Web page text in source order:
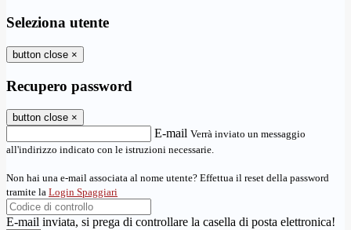
Seleziona utente
button close ×
Recupero password
button close ×
E-mail Verrà inviato un messaggio
all'indirizzo indicato con le istruzioni necessarie.
Non hai una e-mail associata al nome utente? Effettua il reset della password
tramite la Login Spaggiari
E-mail inviata, si prega di controllare la casella di posta elettronica!